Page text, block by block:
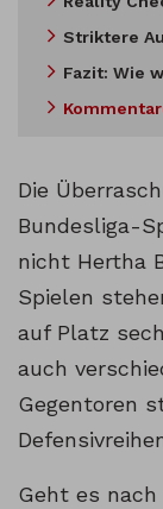
Striktere
Fazit: Wie
Die
Bundesliga-
nicht Hertha
Spielen
auf Platz
auch
Gegentoren
Geht es